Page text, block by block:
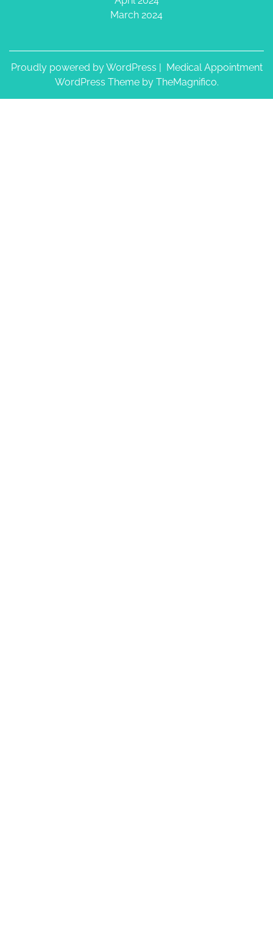
March 2024
Proudly powered by WordPress | Medical Appointment
WordPress Theme by TheMagnifico.